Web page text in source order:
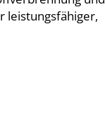
leistungsfähiger,